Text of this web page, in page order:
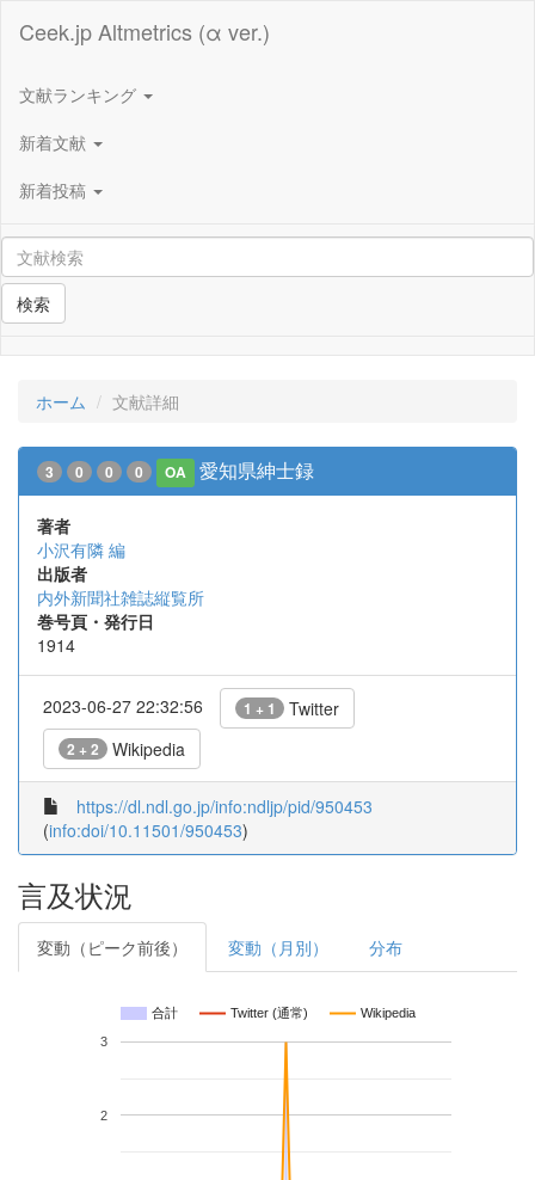
Ceek.jp Altmetrics (α ver.)
文献ランキング
新着文献
新着投稿
検索
ホーム 文献詳細
3 0 0 0 OA 愛知県紳士録
著者
小沢有隣 編
出版者
内外新聞社雑誌縦覧所
巻号頁・発行日
1914
2023-06-27 22:32:56 1 + 1 Twitter
2 + 2 Wikipedia
https://dl.ndl.go.jp/info:ndljp/pid/950453
(info:doi/10.11501/950453)
言及状況
変動（ピーク前後） 変動（月別） 分布
合計 Twitter (通常) Wikipedia
2
3